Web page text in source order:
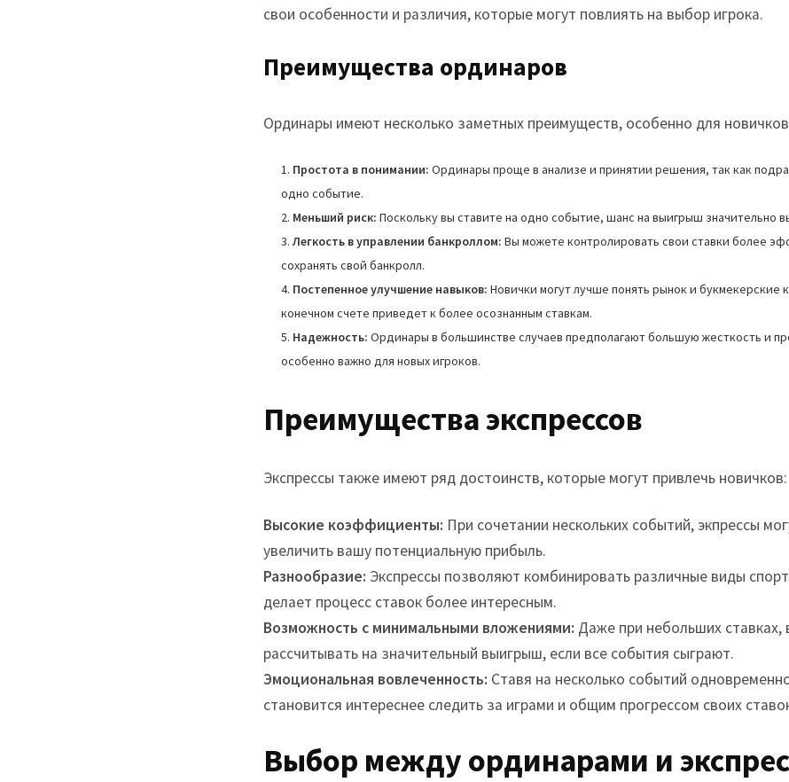
свои особенности и различия, которые могут повлиять на выбор игрока.
Преимущества ординаров
Ординары имеют несколько заметных преимуществ, особенно для
Простота в понимании: Ординары проще в анализе и принятии решения, так как
одно событие.
Меньший риск: Поскольку вы ставите на одно событие, шанс на выигрыш значительно
Легкость в управлении банкроллом: Вы можете контролировать свои ставки более
сохранять свой банкролл.
Постепенное улучшение навыков: Новички могут лучше понять рынок и
конечном счете приведет к более осознанным ставкам.
Надежность: Ординары в большинстве случаев предполагают большую жесткость и
особенно важно для новых игроков.
Преимущества экспрессов
Экспрессы также имеют ряд достоинств, которые могут привлечь новичков:
Высокие коэффициенты: При сочетании нескольких событий, экпрессы
увеличить вашу потенциальную прибыль.
Разнообразие: Экспрессы позволяют комбинировать различные виды
делает процесс ставок более интересным.
Возможность с минимальными вложениями: Даже при небольших
рассчитывать на значительный выигрыш, если все события сыграют.
Эмоциональная вовлеченность: Ставя на несколько событий
становится интереснее следить за играми и общим прогрессом своих
Выбор между ординарами и